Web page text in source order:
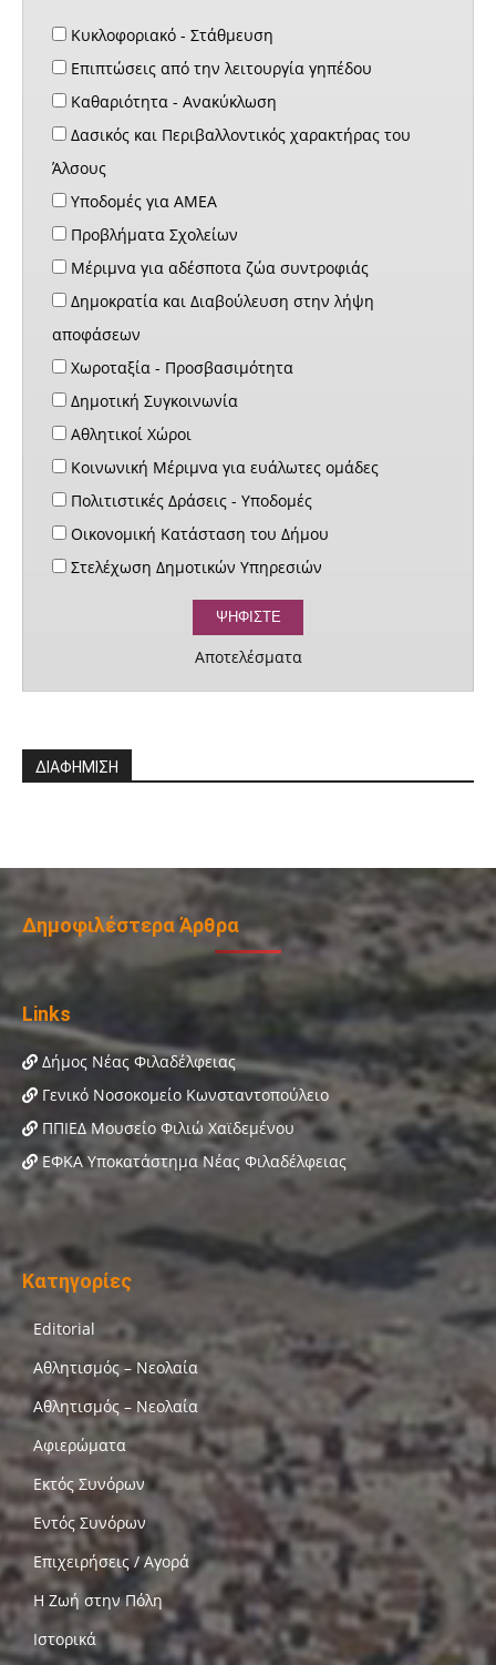
Κυκλοφοριακό - Στάθμευση
Επιπτώσεις από την λειτουργία γηπέδου
Καθαριότητα - Ανακύκλωση
Δασικός και Περιβαλλοντικός χαρακτήρας του
Άλσους
Υποδομές για ΑΜΕΑ
Προβλήματα Σχολείων
Μέριμνα για αδέσποτα ζώα συντροφιάς
Δημοκρατία και Διαβούλευση στην λήψη
αποφάσεων
Χωροταξία - Προσβασιμότητα
Δημοτική Συγκοινωνία
Αθλητικοί Χώροι
Κοινωνική Μέριμνα για ευάλωτες ομάδες
Πολιτιστικές Δράσεις - Υποδομές
Οικονομική Κατάσταση του Δήμου
Στελέχωση Δημοτικών Υπηρεσιών
Αποτελέσματα
ΔΙΑΦΗΜΙΣΗ
Δημοφιλέστερα Άρθρα
Links
Δήμος Νέας Φιλαδέλφειας
Γενικό Νοσοκομείο Κωνσταντοπούλειο
ΠΠΙΕΔ Μουσείο Φιλιώ Χαϊδεμένου
ΕΦΚΑ Υποκατάστημα Νέας Φιλαδέλφειας
Κατηγορίες
Editorial
Αθλητισμός – Νεολαία
Αθλητισμός – Νεολαία
Αφιερώματα
Εκτός Συνόρων
Εντός Συνόρων
Επιχειρήσεις / Αγορά
Η Ζωή στην Πόλη
Ιστορικά